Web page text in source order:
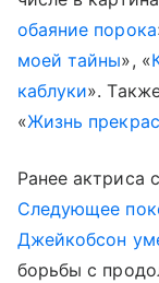
обаяние порока
моей тайны», «
каблуки».
«Жизнь
Ранее актриса
Следующее
Джейкобсон
борьбы с